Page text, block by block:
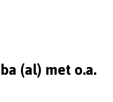
(al) met o.a.